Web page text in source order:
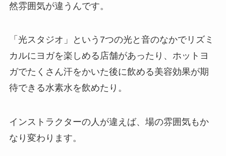
然雰囲気が違うんです。
「光スタジオ」
という7つの光と音のなかでリズミ
カルにヨガを楽しめる店舗があったり、ホットヨ
ガでたくさん汗をかいた後に飲める美容効果が期
待できる水素水を飲めたり。
インストラクターの人が違えば、場の雰囲気もか
なり変わります。